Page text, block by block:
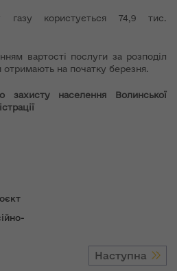
газу користується 74,9 тис.
вартості послуги за розподіл
на початку березня.
захисту населення Волинської
Наступна